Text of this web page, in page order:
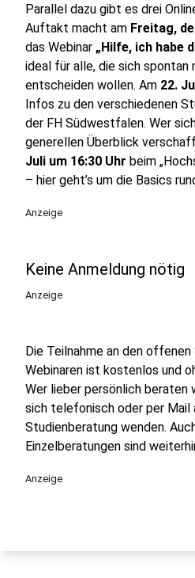
Parallel dazu gibt es drei
Auftakt macht am Freitag,
das Webinar „Hilfe, ich habe
ideal für alle, die sich spontan
entscheiden wollen. Am 22.
Infos zu den verschiedenen
der FH Südwestfalen. Wer
generellen Überblick
Juli um 16:30 Uhr beim
– hier geht’s um die Basics
Anzeige
Keine Anmeldung nötig
Anzeige
Die Teilnahme an den
Webinaren ist kostenlos und
Wer lieber persönlich beraten
sich telefonisch oder per Mail
Studienberatung wenden.
Einzelberatungen sind
Anzeige